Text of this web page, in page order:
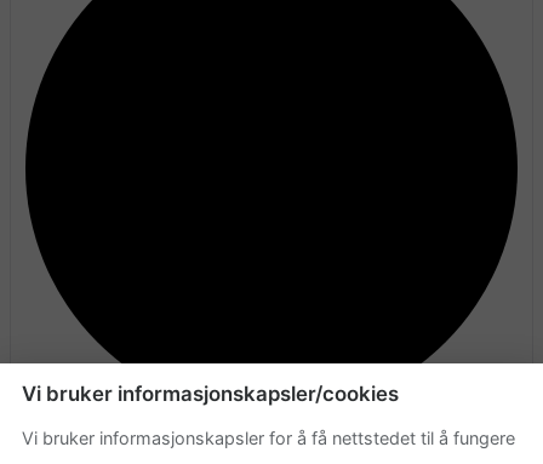
Ikke på lager
Vi bruker informasjonskapsler/cookies
Vi bruker informasjonskapsler for å få nettstedet til å fungere